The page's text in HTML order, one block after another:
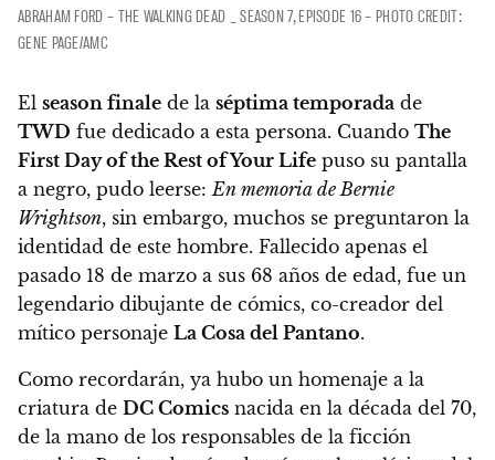
ABRAHAM FORD – THE WALKING DEAD _ SEASON 7, EPISODE 16 – PHOTO CREDIT:
GENE PAGE/AMC
El season finale de la séptima temporada de
TWD fue dedicado a esta persona. Cuando The
First Day of the Rest of Your Life puso su pantalla
a negro, pudo leerse: En memoria de Bernie
Wrightson, sin embargo, muchos se preguntaron la
identidad de este hombre. Fallecido apenas el
pasado 18 de marzo a sus 68 años de edad, fue un
legendario dibujante de cómics, co-creador del
mítico personaje La Cosa del Pantano.
Como recordarán, ya hubo un homenaje a la
criatura de DC Comics nacida en la década del 70,
de la mano de los responsables de la ficción